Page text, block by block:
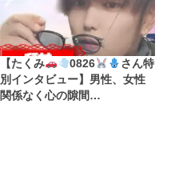
【たくみ 0826
さん特
別インタビュー】男性、女性
関係なく心の隙間…